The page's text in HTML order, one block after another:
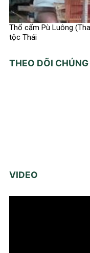
Thổ cẩm Pù Luông
tộc Thái
THEO DÕI
VIDEO